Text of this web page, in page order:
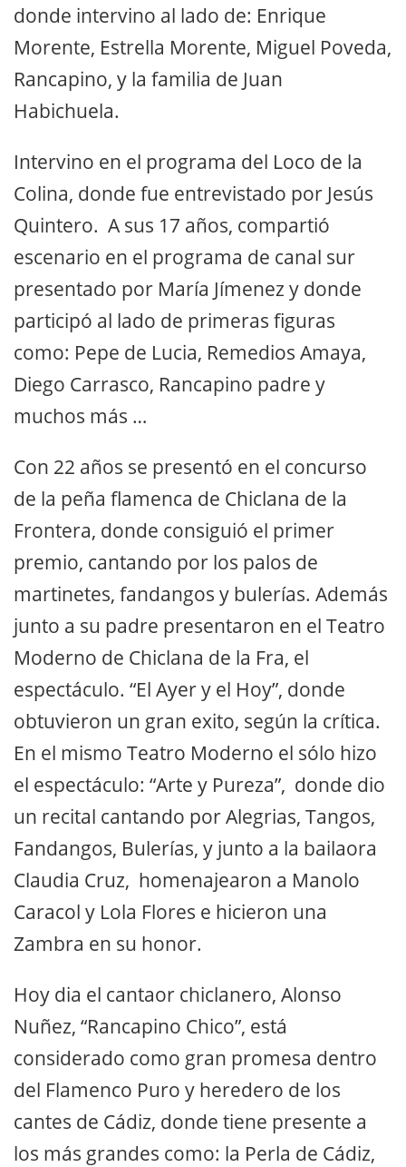
donde intervino al lado de: Enrique
Morente, Estrella Morente, Miguel Poveda,
Rancapino, y la familia de Juan
Habichuela.
Intervino en el programa del Loco de la
Colina, donde fue entrevistado por Jesús
Quintero. A sus 17 años, compartió
escenario en el programa de canal sur
presentado por María Jímenez y donde
participó al lado de primeras figuras
como: Pepe de Lucia, Remedios Amaya,
Diego Carrasco, Rancapino padre y
muchos más …
Con 22 años se presentó en el concurso
de la peña flamenca de Chiclana de la
Frontera, donde consiguió el primer
premio, cantando por los palos de
martinetes, fandangos y bulerías. Además
junto a su padre presentaron en el Teatro
Moderno de Chiclana de la Fra, el
espectáculo. “El Ayer y el Hoy”, donde
obtuvieron un gran exito, según la crítica.
En el mismo Teatro Moderno el sólo hizo
el espectáculo: “Arte y Pureza”, donde dio
un recital cantando por Alegrias, Tangos,
Fandangos, Bulerías, y junto a la bailaora
Claudia Cruz, homenajearon a Manolo
Caracol y Lola Flores e hicieron una
Zambra en su honor.
Hoy dia el cantaor chiclanero, Alonso
Nuñez, “Rancapino Chico”, está
considerado como gran promesa dentro
del Flamenco Puro y heredero de los
cantes de Cádiz, donde tiene presente a
los más grandes como: la Perla de Cádiz,